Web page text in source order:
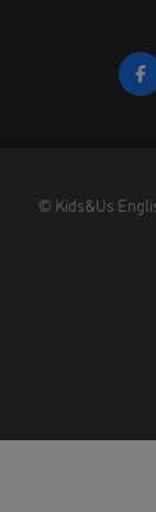
© Kids&Us